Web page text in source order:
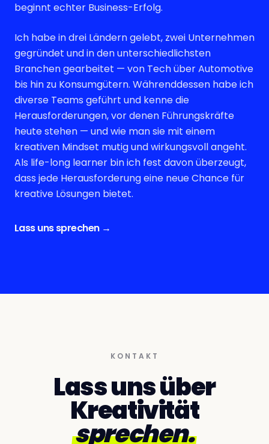
beginnt echter Business-Erfolg.
Ich habe in drei Ländern gelebt, zwei Unternehmen
gegründet und in den unterschiedlichsten
Branchen gearbeitet — von Tech über Automotive
bis hin zu Konsumgütern. Währenddessen habe ich
diverse Teams geführt und kenne die
Herausforderungen, vor denen Führungskräfte
heute stehen — und wie man sie mit einem
kreativen Mindset mutig und wirkungsvoll angeht.
Als life-long learner bin ich fest davon überzeugt,
dass jede Herausforderung eine neue Chance für
kreative Lösungen bietet.
Lass uns sprechen→
KONTAKT
Lass uns über
Kreativität
sprechen.